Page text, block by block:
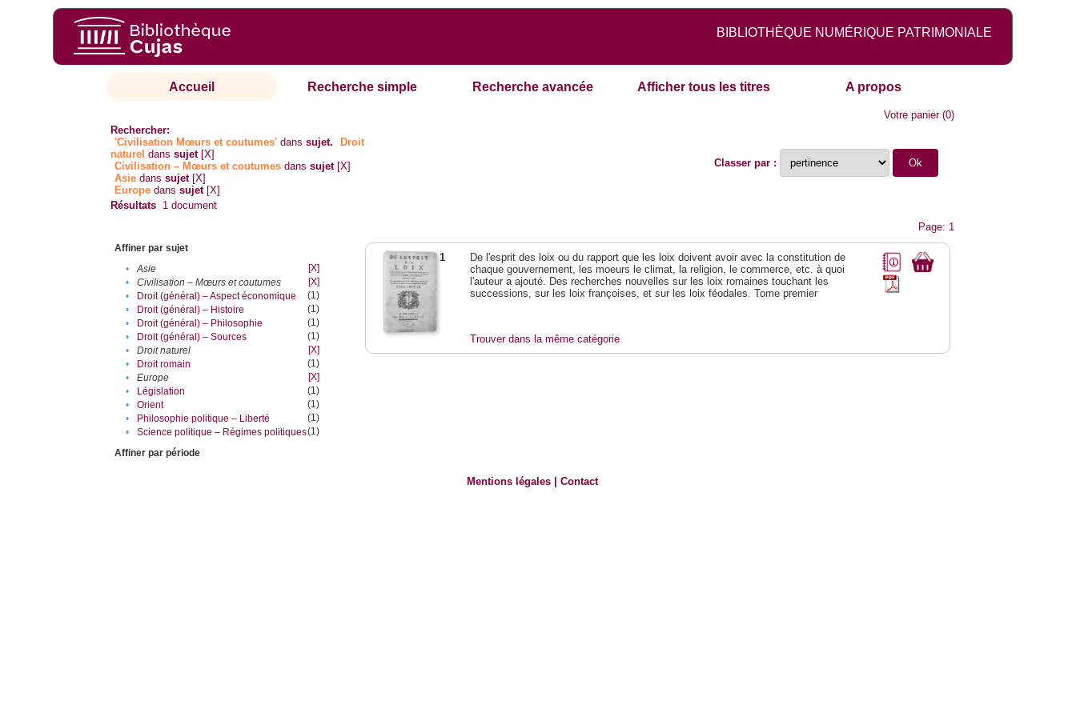
BIBLIOTHÈQUE NUMÉRIQUE PATRIMONIALE
Accueil Recherche simple Recherche avancée Afficher tous les titres A propos
Votre panier(0)
Rechercher:
'Civilisation Mœurs et coutumes' danssujet.
Droit
naturel danssujet [X]
Civilisation – Mœurs et coutumes danssujet [X]
Asie danssujet [X]
Europe danssujet [X]
Classer par :
Résultats 1 document
Page: 1
Affiner par sujet
•
Asie
[X]
•
Civilisation – Mœurs et coutumes
[X]
•
Droit (général) – Aspect économique
(1)
•
Droit (général) – Histoire
(1)
•
Droit (général) – Philosophie
(1)
•
Droit (général) – Sources
(1)
•
Droit naturel
[X]
•
Droit romain
(1)
•
Europe
[X]
•
Législation
(1)
•
Orient
(1)
•
Philosophie politique – Liberté
(1)
•
Science politique – Régimes politiques(1)
Affiner par période
1
De l'esprit des loix ou du rapport que les loix doivent avoir avec la constitution de
chaque gouvernement, les moeurs le climat, la religion, le commerce, etc. à quoi
l'auteur a ajouté. Des recherches nouvelles sur les loix romaines touchant les
successions, sur les loix françoises, et sur les loix féodales. Tome premier
Trouver dans la même catégorie
Mentions légales |Contact